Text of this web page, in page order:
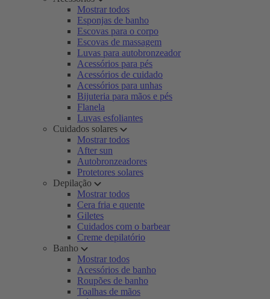
Mostrar todos
Esponjas de banho
Escovas para o corpo
Escovas de massagem
Luvas para autobronzeador
Acessórios para pés
Acessórios de cuidado
Acessórios para unhas
Bijuteria para mãos e pés
Flanela
Luvas esfoliantes
Cuidados solares
Mostrar todos
After sun
Autobronzeadores
Protetores solares
Depilação
Mostrar todos
Cera fria e quente
Giletes
Cuidados com o barbear
Creme depilatório
Banho
Mostrar todos
Acessórios de banho
Roupões de banho
Toalhas de mãos